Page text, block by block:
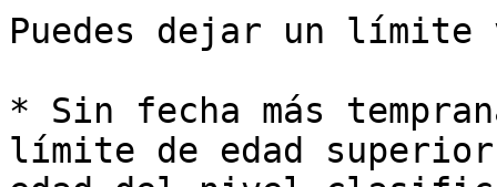
Puedes dejar un límite
* Sin fecha más
límite de edad